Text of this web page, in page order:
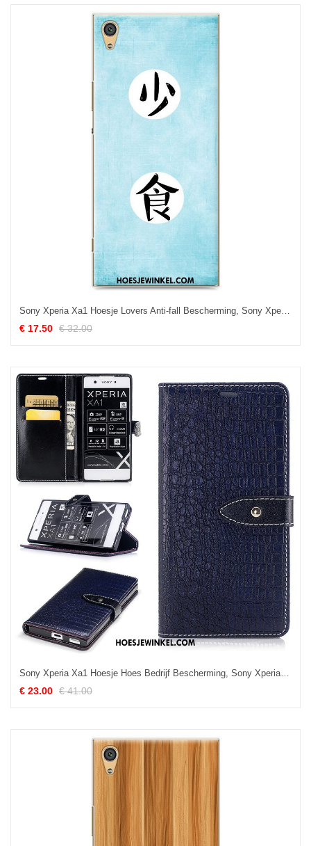
Sony Xperia Xa1 Hoesje Lovers Anti-fall Bescherming, Sony Xperia Xa1 Hoesje Spotprent Mobiele Telefoon
€ 17.50 € 32.00
Sony Xperia Xa1 Hoesje Hoes Bedrijf Bescherming, Sony Xperia Xa1 Hoesje Leren Etui Portemonnee
€ 23.00 € 41.00